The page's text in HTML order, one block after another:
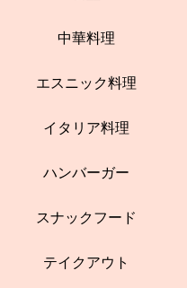
中華料理
エスニック料理
イタリア料理
ハンバーガー
スナックフード
テイクアウト